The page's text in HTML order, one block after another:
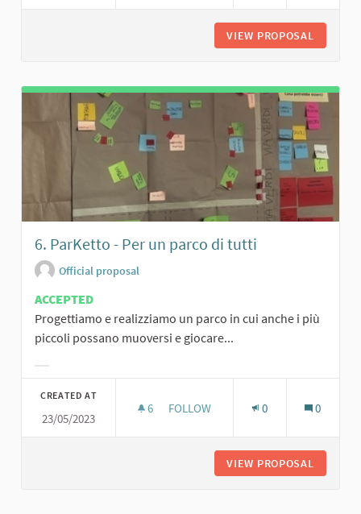
VIEW PROPOSAL
6. ParKetto - Per un parco di tutti
Official proposal
ACCEPTED
Progettiamo e realizziamo un parco in cui anche i più
piccoli possano muoversi e giocare...
CREATED AT
23/05/2023
6 6 FOLLOWERS
FOLLOW 0 0
VIEW PROPOSAL